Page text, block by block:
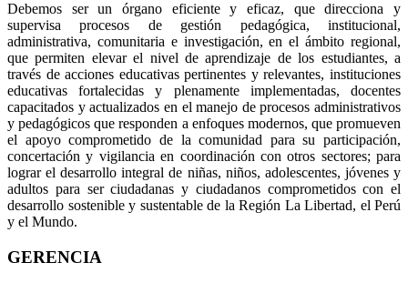
Debemos ser un órgano eficiente y eficaz, que direcciona y
supervisa procesos de gestión pedagógica, institucional,
administrativa, comunitaria e investigación, en el ámbito regional,
que permiten elevar el nivel de aprendizaje de los estudiantes, a
través de acciones educativas pertinentes y relevantes, instituciones
educativas fortalecidas y plenamente implementadas, docentes
capacitados y actualizados en el manejo de procesos administrativos
y pedagógicos que responden a enfoques modernos, que promueven
el apoyo comprometido de la comunidad para su participación,
concertación y vigilancia en coordinación con otros sectores; para
lograr el desarrollo integral de niñas, niños, adolescentes, jóvenes y
adultos para ser ciudadanas y ciudadanos comprometidos con el
desarrollo sostenible y sustentable de la Región La Libertad, el Perú
y el Mundo.
GERENCIA